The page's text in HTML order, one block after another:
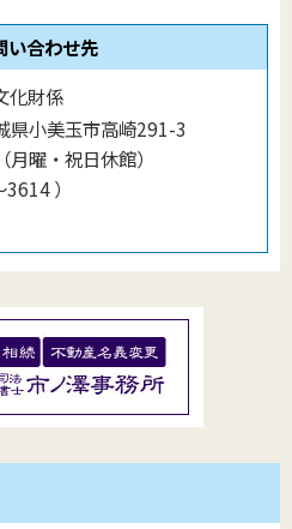
い合わせ先
化財係
県小美玉市高崎291-3
曜・祝日休館）
3614）